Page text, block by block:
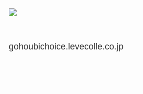
gohoubichoice.levecolle.co.jp